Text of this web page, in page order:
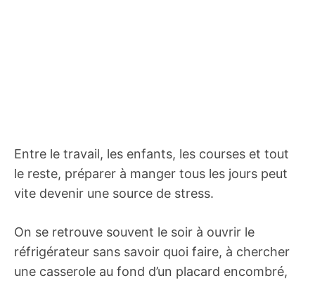
Entre le travail, les enfants, les courses et tout
le reste, préparer à manger tous les jours peut
vite devenir une source de stress.
On se retrouve souvent le soir à ouvrir le
réfrigérateur sans savoir quoi faire, à chercher
une casserole au fond d’un placard encombré,